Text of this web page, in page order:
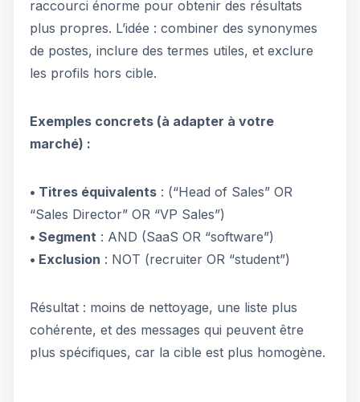
raccourci énorme pour obtenir des résultats
plus propres. L’idée : combiner des synonymes
de postes, inclure des termes utiles, et exclure
les profils hors cible.
Exemples concrets (à adapter à votre
marché) :
• Titres équivalents : (“Head of Sales” OR
“Sales Director” OR “VP Sales”)
• Segment : AND (SaaS OR “software”)
• Exclusion : NOT (recruiter OR “student”)
Résultat : moins de nettoyage, une liste plus
cohérente, et des messages qui peuvent être
plus spécifiques, car la cible est plus homogène.